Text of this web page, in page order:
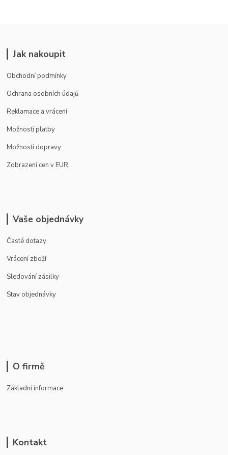
Jak nakoupit
Obchodní podmínky
Ochrana osobních údajů
Reklamace a vrácení
Možnosti platby
Možnosti dopravy
Zobrazení cen v EUR
Vaše objednávky
Časté dotazy
Vrácení zboží
Sledování zásilky
Stav objednávky
O firmě
Základní informace
Kontakt